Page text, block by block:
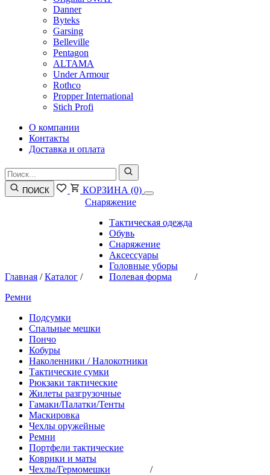
Danner
Byteks
Garsing
Belleville
Pentagon
ALTAMA
Under Armour
Rothco
Propper International
Stich Profi
О компании
Контакты
Доставка и оплата
ПОИСК КОРЗИНА (0)
Главная /Каталог /
Снаряжение
Тактическая одежда
Обувь
Снаряжение
Аксессуары
Головные уборы
Полевая форма
/
Ремни
Подсумки
Спальные мешки
Пончо
Кобуры
Наколенники / Налокотники
Тактические сумки
Рюкзаки тактические
Жилеты разгрузочные
Гамаки/Палатки/Тенты
Маскировка
Чехлы оружейные
Ремни
Портфели тактические
Коврики и маты
Чехлы/Гермомешки
/